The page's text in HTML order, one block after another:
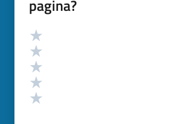
pagina?
Valutazione